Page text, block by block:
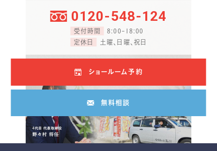
0120-548-124
受付時間
8:00-18:00
定休日
土曜、日曜、祝日
ショールーム予約
無料相談